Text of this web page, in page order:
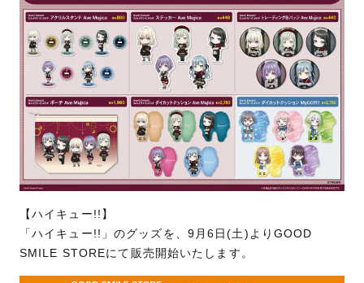
【ハイキュー!!】
「ハイキュー!!」のグッズを、9月6日(土)よりGOOD
SMILE STOREにて販売開始いたします。